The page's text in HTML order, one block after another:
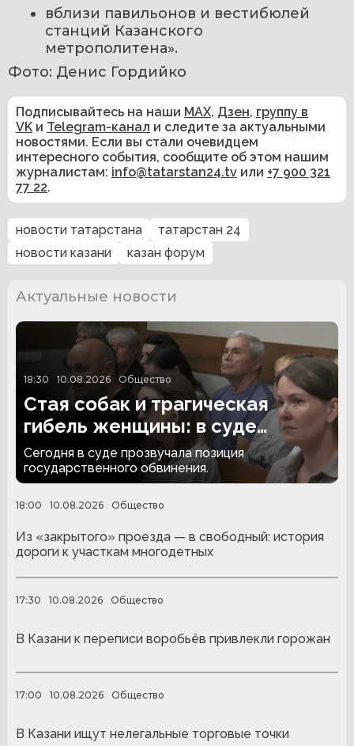
вблизи павильонов и вестибюлей
станций Казанского
метрополитена».
Фото: Денис Гордийко
Подписывайтесь на наши MAX, Дзен, группу в
VK и Telegram-канал и следите за актуальными
новостями. Если вы стали очевидцем
интересного события, сообщите об этом нашим
журналистам: info@tatarstan24.tv или +7 900 321
77 22.
новости татарстана
татарстан 24
новости казани
казан форум
Актуальные новости
18:30 10.08.2026 Общество
Стая собак и трагическая
гибель женщины: в суде
прозвучал запрос на наказание
Сегодня в суде прозвучала позиция
государственного обвинения.
18:00 10.08.2026 Общество
Из «закрытого» проезда — в свободный: история
дороги к участкам многодетных
17:30 10.08.2026 Общество
В Казани к переписи воробьёв привлекли горожан
17:00 10.08.2026 Общество
В Казани ищут нелегальные торговые точки